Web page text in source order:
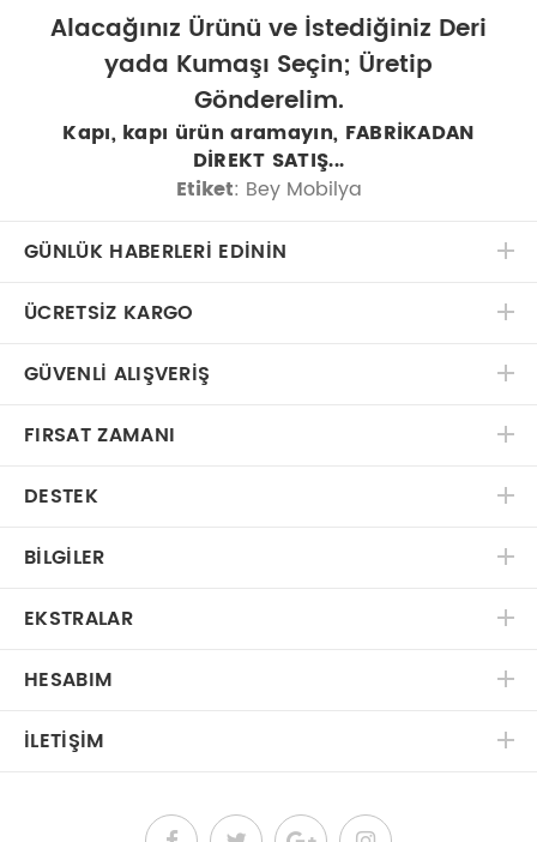
Alacağınız Ürünü ve İstediğiniz Deri
yada Kumaşı Seçin; Üretip
Gönderelim.
Kapı, kapı ürün aramayın, FABRİKADAN
DİREKT SATIŞ...
Etiket: Bey Mobilya
GÜNLÜK HABERLERİ EDİNİN
ÜCRETSIZ KARGO
GÜVENLI ALIŞVERIŞ
FIRSAT ZAMANI
DESTEK
BILGILER
EKSTRALAR
HESABIM
İLETIŞIM